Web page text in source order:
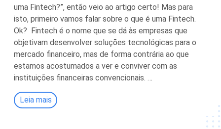
uma Fintech?”, então veio ao artigo certo! Mas para
isto, primeiro vamos falar sobre o que é uma Fintech.
Ok? Fintech é o nome que se dá às empresas que
objetivam desenvolver soluções tecnológicas para o
mercado financeiro, mas de forma contrária ao que
estamos acostumados a ver e conviver com as
instituições financeiras convencionais. …
Leia mais